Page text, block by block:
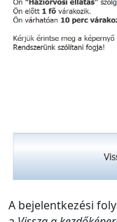
A bejelentkezési